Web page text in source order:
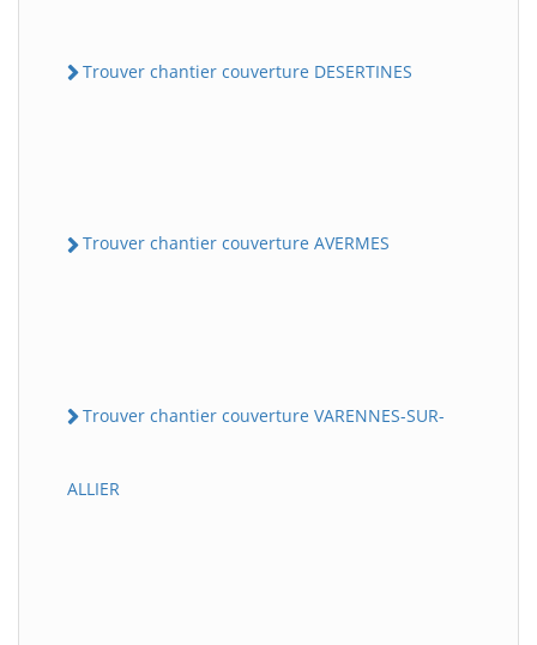
Trouver chantier couverture DESERTINES
Trouver chantier couverture AVERMES
Trouver chantier couverture VARENNES-SUR-
ALLIER